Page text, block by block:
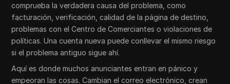
comprueba la verdadera causa del problema, como
facturación, verificación, calidad de la página de destino,
problemas con el Centro de Comerciantes o violaciones de
políticas. Una cuenta nueva puede conllevar el mismo riesgo
si el problema antiguo sigue ahí.
Aquí es donde muchos anunciantes entran en pánico y
empeoran las cosas. Cambian el correo electrónico, crean